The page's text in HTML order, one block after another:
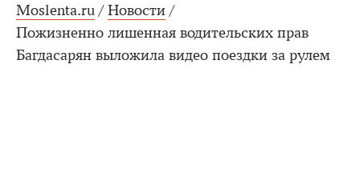
Moslenta.ru / Новости /
Пожизненно лишенная водительских прав
Багдасарян выложила видео поездки за рулем